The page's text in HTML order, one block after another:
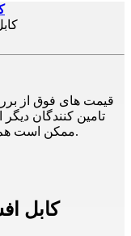
قیمت های فوق از
تامین کنندگان
ممکن است هم اکنون این محصول دارای قیمت جدید باشد.
کابل افشان 1.5 ×4